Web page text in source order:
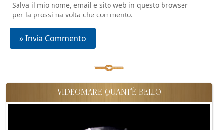
Salva il mio nome, email e sito web in questo browser
per la prossima volta che commento.
VIDEOMARE QUANT'È BELLO